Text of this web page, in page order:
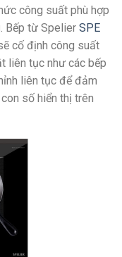
công suất phù hợp
Bếp từ Spelier SPE
cố định công suất
liên tục như các bếp
liên tục để đảm
số hiển thị trên